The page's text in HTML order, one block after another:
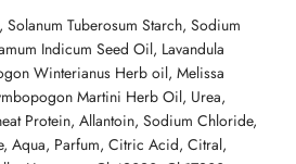
Tuberosum Starch, Sodium
Indicum Seed Oil, Lavandula
Winterianus Herb oil, Melissa
Martini Herb Oil, Urea,
Protein, Allantoin, Sodium Chloride,
Aqua, Parfum, Citric Acid, Citral,